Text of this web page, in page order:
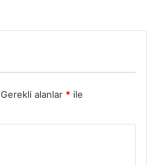
Gerekli alanlar * ile